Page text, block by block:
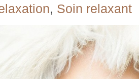
, Soin relaxant